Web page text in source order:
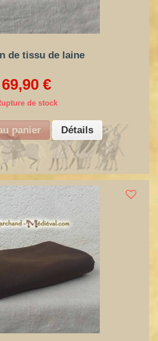
de tissu de laine
69,90 €
de stock
panier Détails